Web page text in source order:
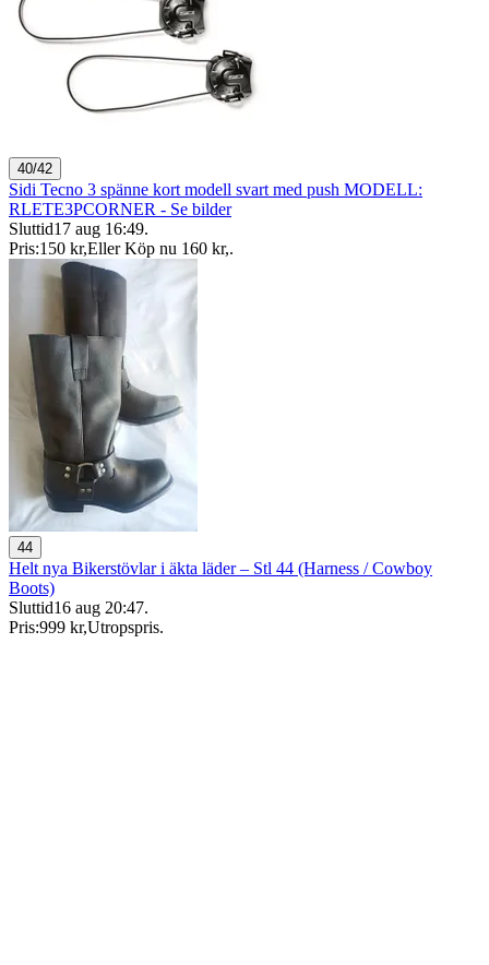
40/42
Sidi Tecno 3 spänne kort modell svart med push MODELL:
RLETE3PCORNER - Se bilder
Sluttid17 aug 16:49.
Pris:150 kr,Eller Köp nu 160 kr,.
44
Helt nya Bikerstövlar i äkta läder – Stl 44 (Harness / Cowboy
Boots)
Sluttid16 aug 20:47.
Pris:999 kr,Utropspris.